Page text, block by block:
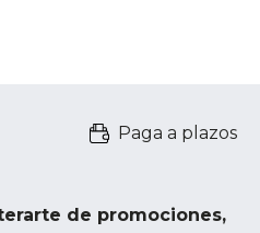
Paga a plazos
de promociones,